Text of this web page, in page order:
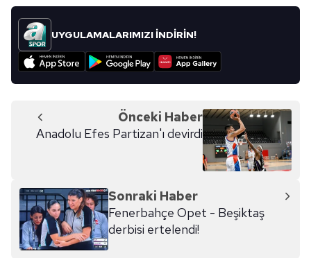
UYGULAMALARIMIZI İNDİRİN!
Önceki Haber
Anadolu Efes Partizan'ı devirdi
Sonraki Haber
Fenerbahçe Opet - Beşiktaş
derbisi ertelendi!